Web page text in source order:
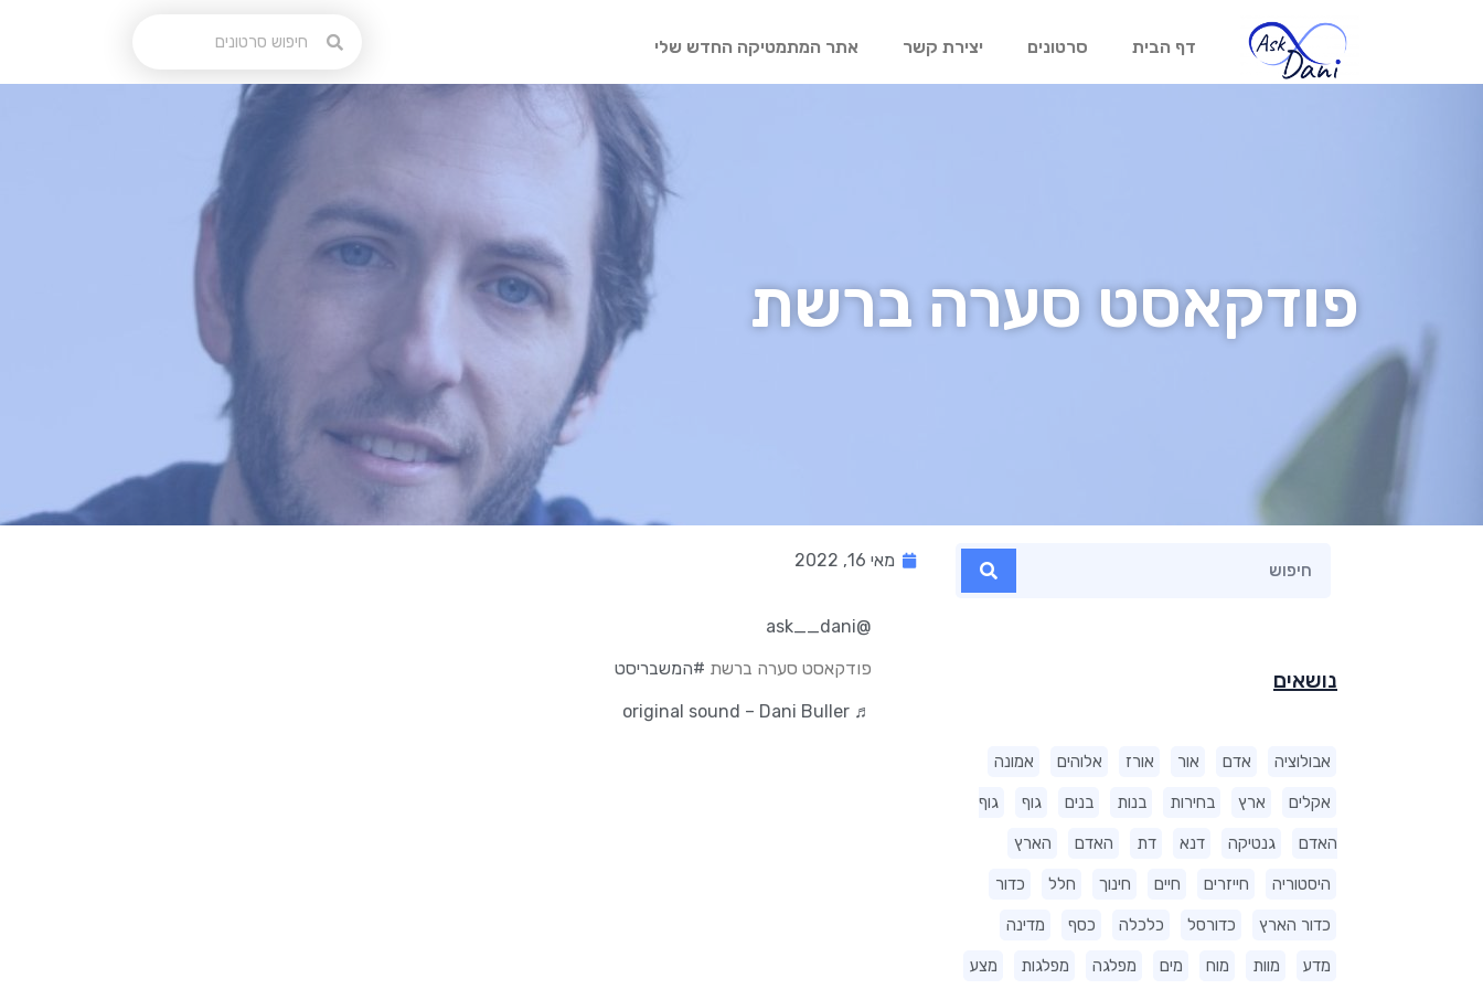
דף הבית סרטונים יצירת קשר אתר המתמטיקה החדש שלי
פודקאסט סערה ברשת
נושאים
אבולוציה אדם אור אורז אלוהים אמונה
אקלים ארץ בחירות בנות בנים גוף גוף
האדם גנטיקה דנא דת האדם הארץ
היסטוריה חייזרים חיים חינוך חלל כדור
כדור הארץ כדורסל כלכלה כסף מדינה
מדע מוות מוח מים מפלגה מפלגות מצע
מאי 16, 2022
@ask__dani
פודקאסט סערה ברשת #המשבריסט
♬ original sound – Dani Buller